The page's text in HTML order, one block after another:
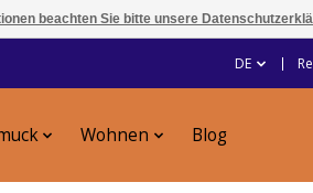
DE
Wohnen Blog
beachten Sie bitte unsere